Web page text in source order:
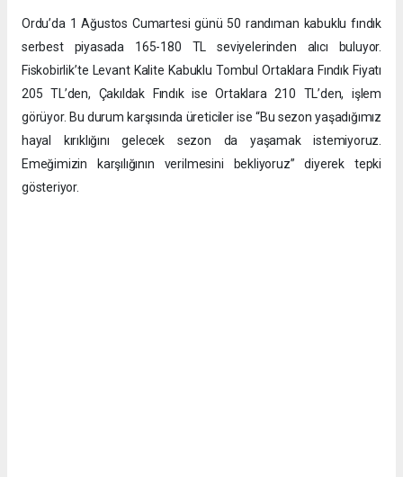
Ordu’da 1 Ağustos Cumartesi günü 50 randıman kabuklu fındık
serbest piyasada 165-180 TL seviyelerinden alıcı buluyor.
Fiskobirlik’te Levant Kalite Kabuklu Tombul Ortaklara Fındık Fiyatı
205 TL’den, Çakıldak Fındık ise Ortaklara 210 TL’den, işlem
görüyor. Bu durum karşısında üreticiler ise “Bu sezon yaşadığımız
hayal kırıklığını gelecek sezon da yaşamak istemiyoruz.
Emeğimizin karşılığının verilmesini bekliyoruz” diyerek tepki
gösteriyor.